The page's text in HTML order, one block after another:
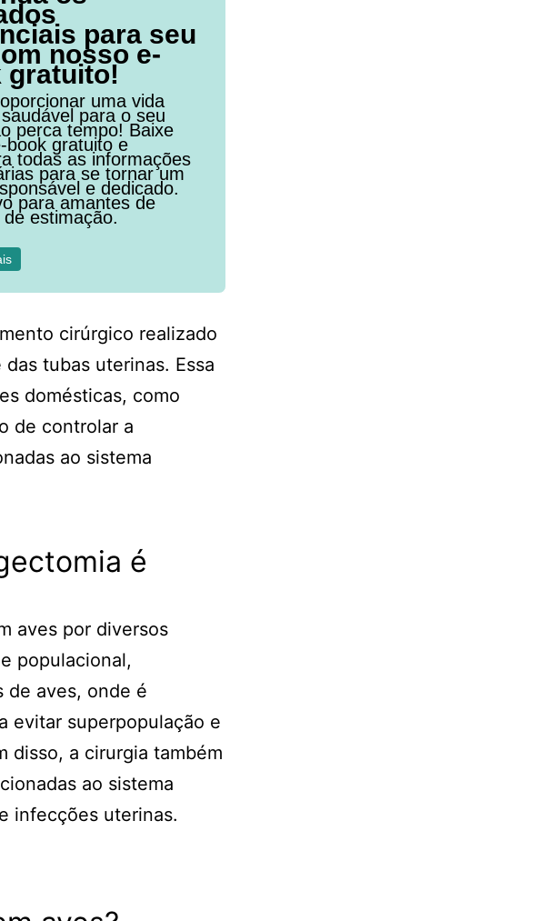
para seu
nosso e-
gratuito!
uma vida
para o seu
perca tempo! Baixe
book gratuito e
todas as informações
para se tornar um
e dedicado.
para amantes de
estimação.
cirúrgico realizado
tubas uterinas. Essa
domésticas, como
de controlar a
ao sistema
é
aves por diversos
populacional,
de aves, onde é
evitar superpopulação e
disso, a cirurgia também
ao sistema
infecções uterinas.